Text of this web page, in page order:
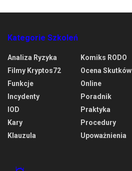
Kategorie Szkoleń
Analiza Ryzyka
Filmy Kryptos72
Funkcje
Incydenty
IOD
Kary
Klauzula
Komiks RODO
Ocena Skutków
Online
Poradnik
Praktyka
Procedury
Upoważnienia